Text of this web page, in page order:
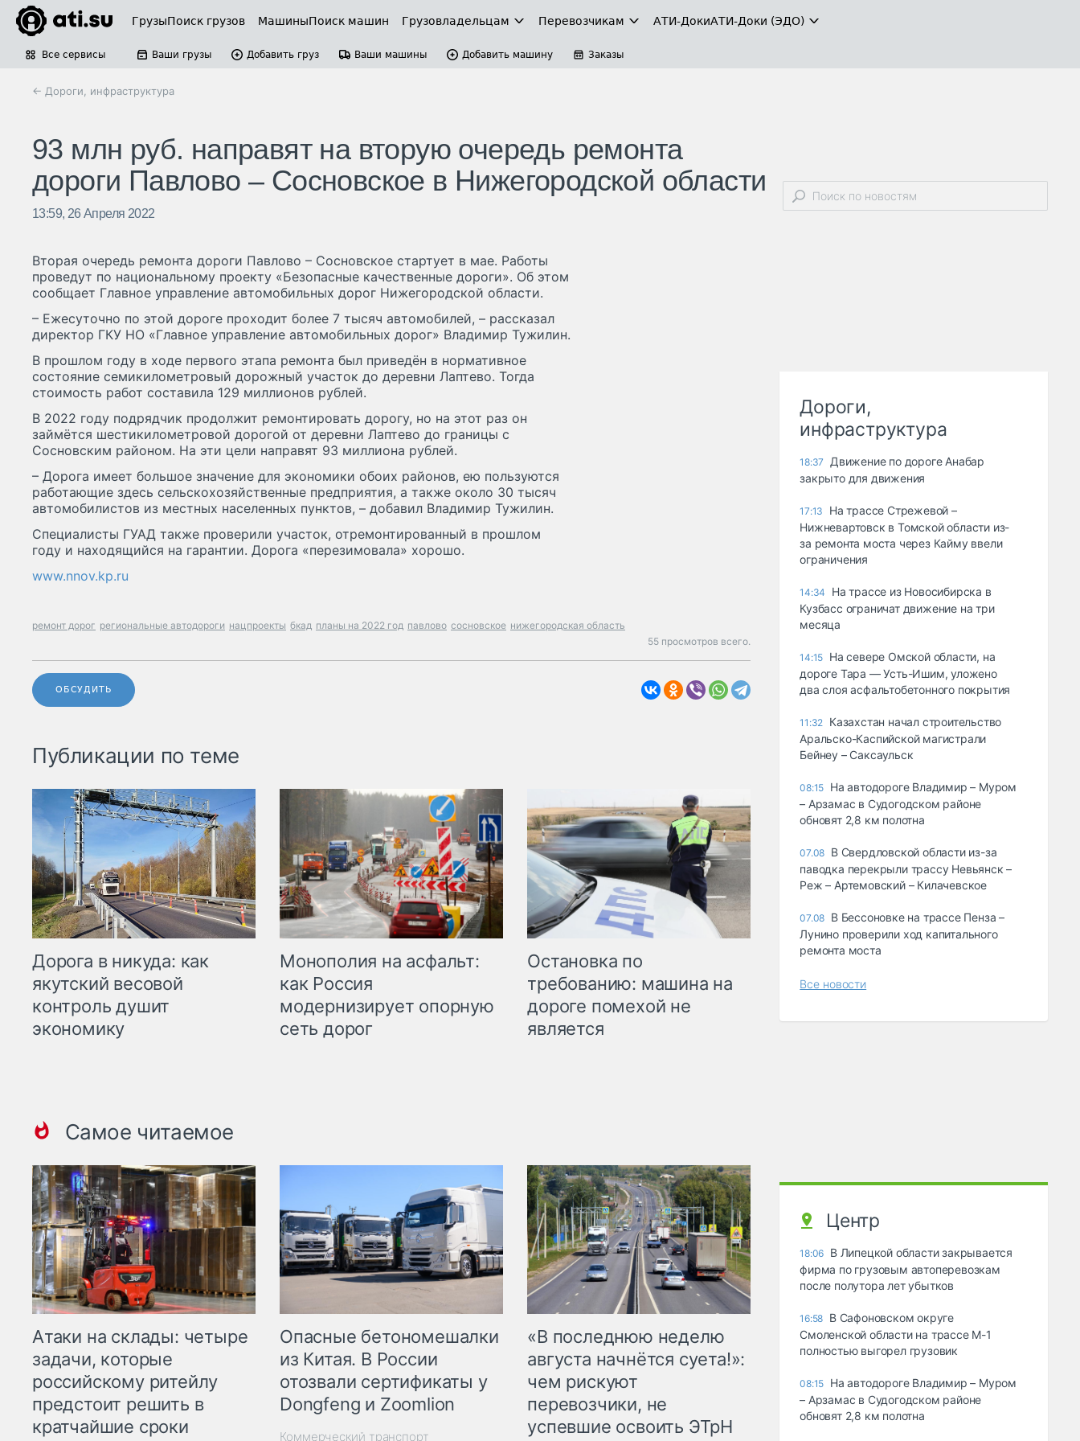
ГрузыПоиск грузов МашиныПоиск машин Грузовладельцам Перевозчикам АТИ-ДокиАТИ-Доки (ЭДО)
Все сервисы Ваши грузы Добавить груз Ваши машины Добавить машину Заказы
← Дороги, инфраструктура
93 млн руб. направят на вторую очередь ремонта
дороги Павлово – Сосновское в Нижегородской области
13:59, 26 Апреля 2022
Вторая очередь ремонта дороги Павлово – Сосновское стартует в мае. Работы
проведут по национальному проекту «Безопасные качественные дороги». Об этом
сообщает Главное управление автомобильных дорог Нижегородской области.
– Ежесуточно по этой дороге проходит более 7 тысяч автомобилей, – рассказал
директор ГКУ НО «Главное управление автомобильных дорог» Владимир Тужилин.
В прошлом году в ходе первого этапа ремонта был приведён в нормативное
состояние семикилометровый дорожный участок до деревни Лаптево. Тогда
стоимость работ составила 129 миллионов рублей.
В 2022 году подрядчик продолжит ремонтировать дорогу, но на этот раз он
займётся шестикилометровой дорогой от деревни Лаптево до границы с
Сосновским районом. На эти цели направят 93 миллиона рублей.
– Дорога имеет большое значение для экономики обоих районов, ею пользуются
работающие здесь сельскохозяйственные предприятия, а также около 30 тысяч
автомобилистов из местных населенных пунктов, – добавил Владимир Тужилин.
Специалисты ГУАД также проверили участок, отремонтированный в прошлом
году и находящийся на гарантии. Дорога «перезимовала» хорошо.
www.nnov.kp.ru
ремонт дорог региональные автодороги нацпроекты бкад планы на 2022 год павлово сосновское нижегородская область
55 просмотров всего.
ОБСУДИТЬ
Публикации по теме
Дорога в никуда: как
якутский весовой
контроль душит
экономику
Монополия на асфальт:
как Россия
модернизирует опорную
сеть дорог
Остановка по
требованию: машина на
дороге помехой не
является
Самое читаемое
Атаки на склады: четыре
задачи, которые
российскому ритейлу
предстоит решить в
кратчайшие сроки
Опасные бетономешалки
из Китая. В России
отозвали сертификаты у
Dongfeng и Zoomlion
Коммерческий транспорт
«В последнюю неделю
августа начнётся суета!»:
чем рискуют
перевозчики, не
успевшие освоить ЭТрН
Дороги,
инфраструктура
18:37
Движение по дороге Анабар
закрыто для движения
17:13
На трассе Стрежевой –
Нижневартовск в Томской области из-
за ремонта моста через Кайму ввели
ограничения
14:34
На трассе из Новосибирска в
Кузбасс ограничат движение на три
месяца
14:15 На севере Омской области, на
дороге Тара — Усть-Ишим, уложено
два слоя асфальтобетонного покрытия
11:32 Казахстан начал строительство
Аральско-Каспийской магистрали
Бейнеу – Саксаульск
08:15 На автодороге Владимир – Муром
– Арзамас в Судогодском районе
обновят 2,8 км полотна
07.08 В Свердловской области из-за
паводка перекрыли трассу Невьянск –
Реж – Артемовский – Килачевское
07.08 В Бессоновке на трассе Пенза –
Лунино проверили ход капитального
ремонта моста
Все новости
Центр
18:06 В Липецкой области закрывается
фирма по грузовым автоперевозкам
после полутора лет убытков
16:58 В Сафоновском округе
Смоленской области на трассе М-1
полностью выгорел грузовик
08:15 На автодороге Владимир – Муром
– Арзамас в Судогодском районе
обновят 2,8 км полотна